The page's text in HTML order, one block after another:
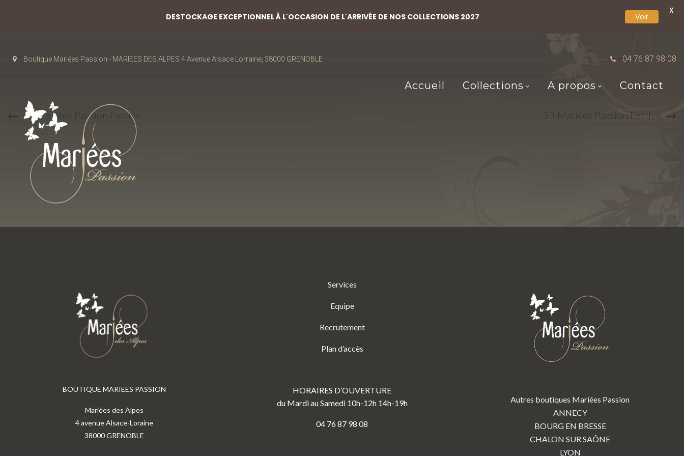
Boutique Mariées Passion - MARIEES DES ALPES 4 Avenue Alsace Lorraine, 38000 GRENOBLE 04 76 87 98 08
Accueil Collections A propos Contact
31 Mariées Passion Festive 33 Mariées Passion Festive
BOUTIQUE MARIEES PASSION
Mariées des Alpes
4 avenue Alsace-Loraine
38000 GRENOBLE
Services
Equipe
Recrutement
Plan d’accès
HORAIRES D’OUVERTURE
du Mardi au Samedi 10h-12h 14h-19h
04 76 87 98 08
Autres boutiques Mariées Passion
ANNECY
BOURG EN BRESSE
CHALON SUR SAÔNE
LYON
DESTOCKAGE EXCEPTIONNEL À L'OCCASION DE L'ARRIVÉE DE NOS COLLECTIONS 2027 Voir
X